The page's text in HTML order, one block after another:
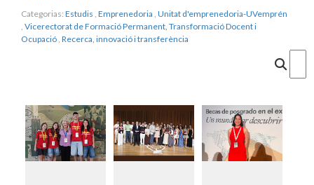
Categorias: Estudis Emprenedoria Unitat d'emprenedoria-UVemprén
Vicerectorat de Formació Permanent, Transformació Docent i
Ocupació Recerca, innovació i transferència